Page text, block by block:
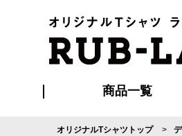
商品一覧
オリジナルTシャツトップ